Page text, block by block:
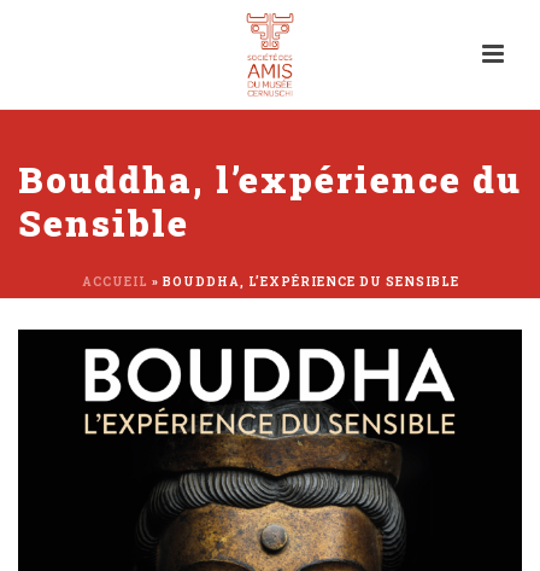
Bouddha, l’expérience du
Sensible
ACCUEIL » BOUDDHA, L’EXPÉRIENCE DU SENSIBLE